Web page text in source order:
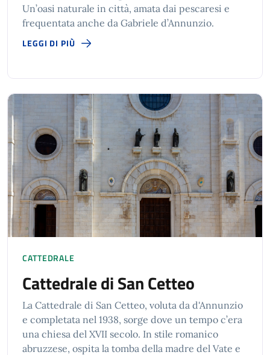
Un’oasi naturale in città, amata dai pescaresi e
frequentata anche da Gabriele d’Annunzio.
LEGGI DI PIÙ
CATTEDRALE
Cattedrale di San Cetteo
La Cattedrale di San Cetteo, voluta da d'Annunzio
e completata nel 1938, sorge dove un tempo c’era
una chiesa del XVII secolo. In stile romanico
abruzzese, ospita la tomba della madre del Vate e